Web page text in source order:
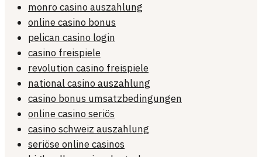
monro casino auszahlung
online casino bonus
pelican casino login
casino freispiele
revolution casino freispiele
national casino auszahlung
casino bonus umsatzbedingungen
online casino seriös
casino schweiz auszahlung
seriöse online casinos